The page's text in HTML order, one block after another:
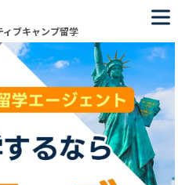
ブキャンプ留学